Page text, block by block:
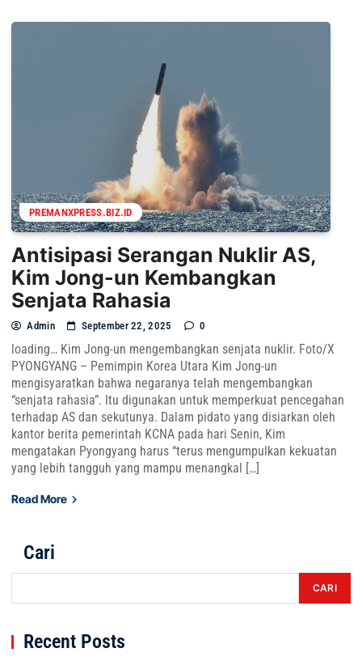
PREMANXPRESS.BIZ.ID
Antisipasi Serangan Nuklir AS,
Kim Jong-un Kembangkan
Senjata Rahasia
Admin September 22, 2025 0
loading… Kim Jong-un mengembangkan senjata nuklir. Foto/X
PYONGYANG – Pemimpin Korea Utara Kim Jong-un
mengisyaratkan bahwa negaranya telah mengembangkan
“senjata rahasia”. Itu digunakan untuk memperkuat pencegahan
terhadap AS dan sekutunya. Dalam pidato yang disiarkan oleh
kantor berita pemerintah KCNA pada hari Senin, Kim
mengatakan Pyongyang harus “terus mengumpulkan kekuatan
yang lebih tangguh yang mampu menangkal […]
Read More
Cari
CARI
Recent Posts